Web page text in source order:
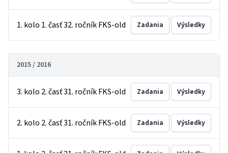
1. kolo 1. časť 32. ročník FKS-old Zadania Výsledky
2015 / 2016
3. kolo 2. časť 31. ročník FKS-old Zadania Výsledky
2. kolo 2. časť 31. ročník FKS-old Zadania Výsledky